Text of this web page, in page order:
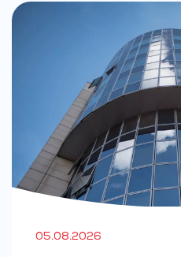
05.08.2026